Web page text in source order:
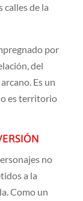
calles de la
por
del
Es un
es territorio
no
a la
Como un